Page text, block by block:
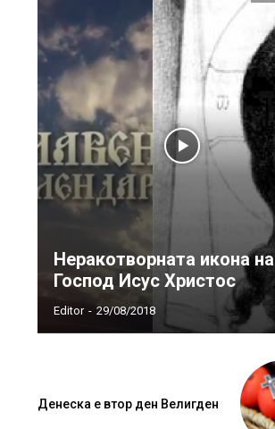
Неракотворната икона на
Господ Исус Христос
Editor - 29/08/2018
Денеска е втор ден Велигден